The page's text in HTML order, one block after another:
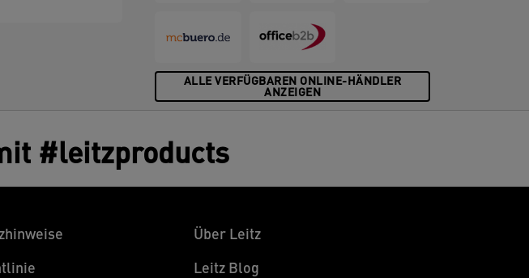
ALLE VERFÜGBAREN ONLINE-HÄNDLER
ANZEIGEN
#leitzproducts
Über Leitz
Leitz Blog